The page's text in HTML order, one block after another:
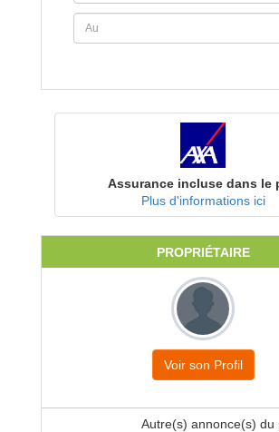
Assurance incluse dans le
Plus d'informations ici
PROPRIÉTAIRE
Voir son Profil
Autre(s) annonce(s) du